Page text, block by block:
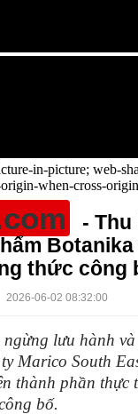
in-picture; web-
when-cross-
- Thu
Botanika
thức công
2026-06-02 08:32:00
ngừng lưu hành
Marico South
thành phần thực
bố.